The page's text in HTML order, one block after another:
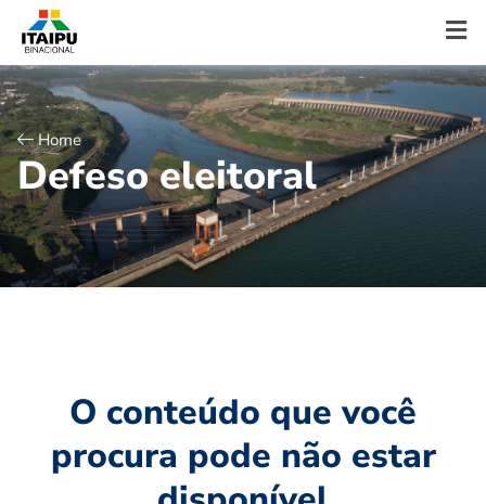
Home
Defeso eleitoral
O conteúdo que você
procura pode não estar